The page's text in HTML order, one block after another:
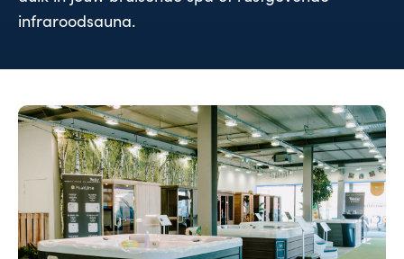
infraroodsauna.